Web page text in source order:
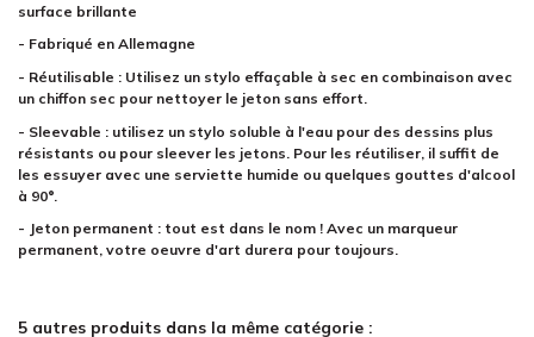
surface brillante
- Fabriqué en Allemagne
- Réutilisable : Utilisez un stylo effaçable à sec en combinaison avec
un chiffon sec pour nettoyer le jeton sans effort.
- Sleevable : utilisez un stylo soluble à l'eau pour des dessins plus
résistants ou pour sleever les jetons. Pour les réutiliser, il suffit de
les essuyer avec une serviette humide ou quelques gouttes d'alcool
à 90°.
- Jeton permanent : tout est dans le nom ! Avec un marqueur
permanent, votre oeuvre d'art durera pour toujours.
5 autres produits dans la même catégorie :